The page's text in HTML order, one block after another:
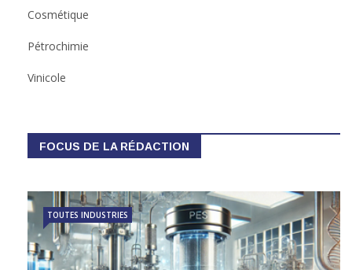
Cosmétique
Pétrochimie
Vinicole
FOCUS DE LA RÉDACTION
TOUTES INDUSTRIES